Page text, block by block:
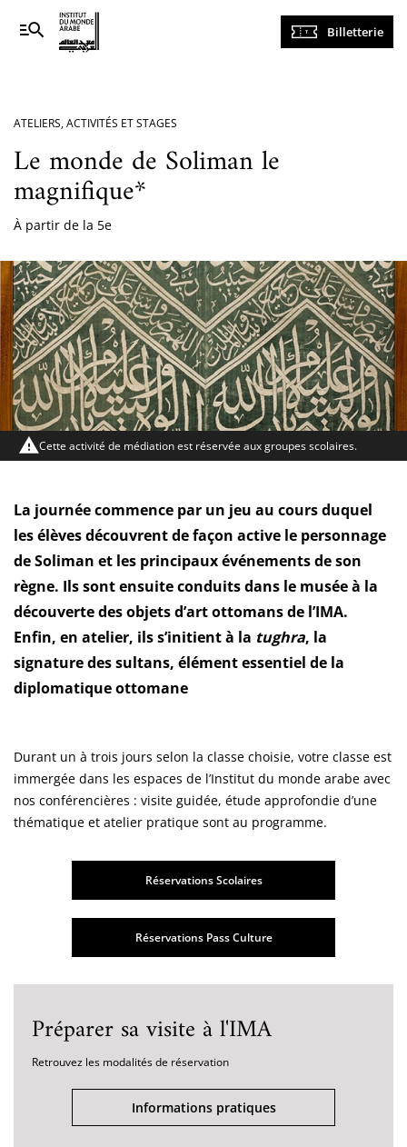
Navigation
principale
Billetterie
ATELIERS, ACTIVITÉS ET STAGES
Le monde de Soliman le
magnifique*
À partir de la 5e
Cette activité de médiation est réservée aux groupes scolaires.
La journée commence par un jeu au cours duquel
les élèves découvrent de façon active le personnage
de Soliman et les principaux événements de son
règne. Ils sont ensuite conduits dans le musée à la
découverte des objets d’art ottomans de l’IMA.
Enfin, en atelier, ils s’initient à la tughra, la
signature des sultans, élément essentiel de la
diplomatique ottomane
Durant un à trois jours selon la classe choisie, votre classe est
immergée dans les espaces de l’Institut du monde arabe avec
nos conférencières : visite guidée, étude approfondie d’une
thématique et atelier pratique sont au programme.
Réservations Scolaires
Réservations Pass Culture
Préparer sa visite à l'IMA
Retrouvez les modalités de réservation
Informations pratiques